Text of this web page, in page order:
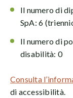
Il numero di
SpA: 6
Il numero di
disabilità: 0
Consulta
di accessibilità.